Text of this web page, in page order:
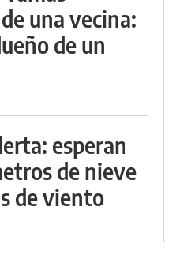
una vecina:
de un
esperan
de nieve
de viento